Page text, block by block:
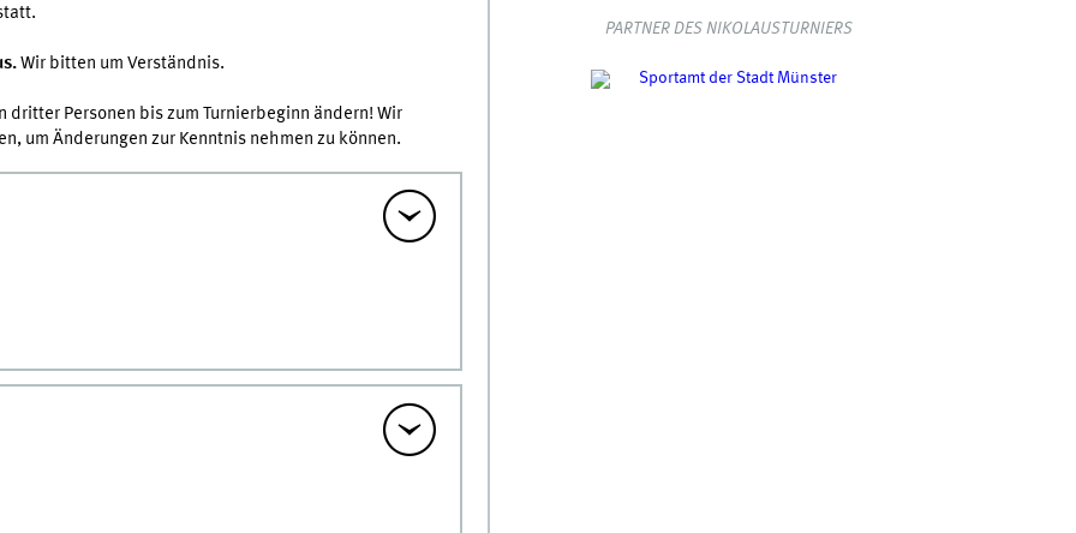
Wir bitten um Verständnis.
Personen bis zum Turnierbeginn ändern! Wir
um Änderungen zur Kenntnis nehmen zu können.
PARTNER DES NIKOLAUSTURNIERS